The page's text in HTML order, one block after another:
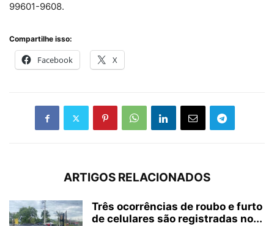
99601-9608.
Compartilhe isso:
Facebook X
ARTIGOS RELACIONADOS
Três ocorrências de roubo e furto
de celulares são registradas no...